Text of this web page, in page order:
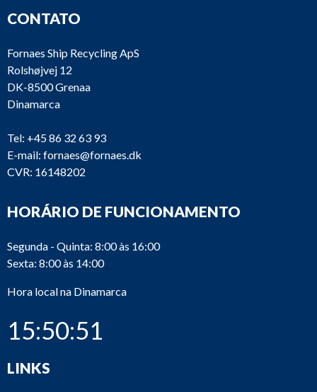
CONTATO
Fornaes Ship Recycling ApS
Rolshøjvej 12
DK-8500 Grenaa
Dinamarca
Tel: +45 86 32 63 93
E-mail: fornaes@fornaes.dk
CVR: 16148202
HORÁRIO DE FUNCIONAMENTO
Segunda - Quinta: 8:00 às 16:00
Sexta: 8:00 às 14:00
Hora local na Dinamarca
15:50:51
LINKS